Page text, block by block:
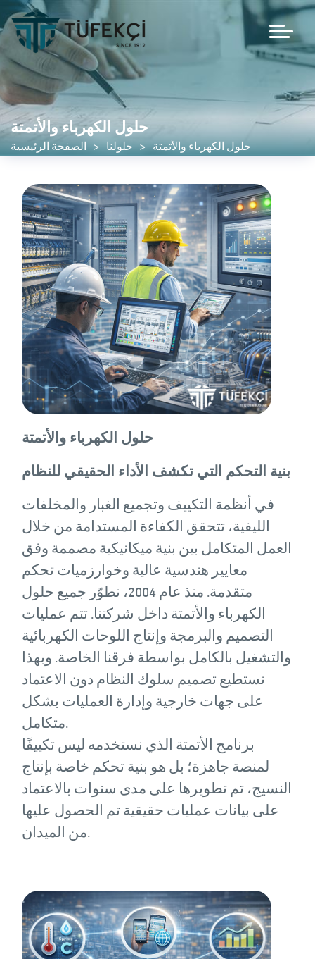
حلول الكهرباء والأتمتة
الصفحة الرئيسية حلولنا حلول الكهرباء والأتمتة
حلول الكهرباء والأتمتة
بنية التحكم التي تكشف الأداء الحقيقي للنظام
في أنظمة التكييف وتجميع الغبار والمخلفات
الليفية، تتحقق الكفاءة المستدامة من خلال
العمل المتكامل بين بنية ميكانيكية مصممة وفق
معايير هندسية عالية وخوارزميات تحكم
متقدمة. منذ عام 2004، نطوّر جميع حلول
الكهرباء والأتمتة داخل شركتنا. تتم عمليات
التصميم والبرمجة وإنتاج اللوحات الكهربائية
والتشغيل بالكامل بواسطة فرقنا الخاصة. وبهذا
نستطيع تصميم سلوك النظام دون الاعتماد
على جهات خارجية وإدارة العمليات بشكل
متكامل.
برنامج الأتمتة الذي نستخدمه ليس تكييفًا
لمنصة جاهزة؛ بل هو بنية تحكم خاصة بإنتاج
النسيج، تم تطويرها على مدى سنوات بالاعتماد
على بيانات عمليات حقيقية تم الحصول عليها
من الميدان.